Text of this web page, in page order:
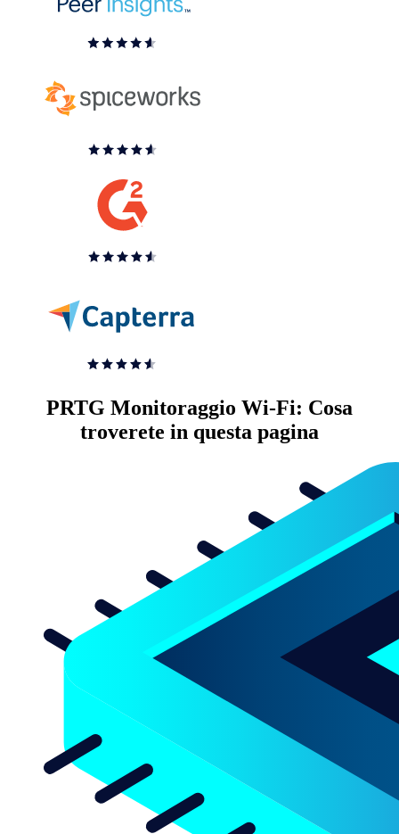
PRTG Monitoraggio Wi-Fi: Cosa
troverete in questa pagina